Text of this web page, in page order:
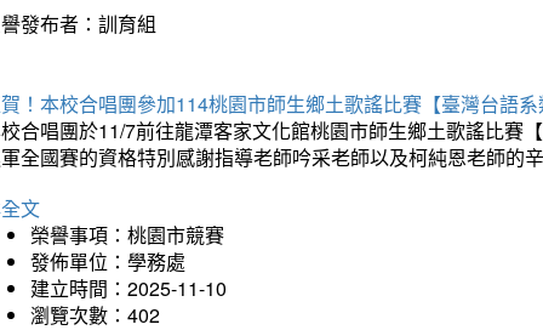
發布者：訓育組
！本校合唱團參加114桃園市師生鄉土歌謠比賽【臺灣台語
合唱團於11/7前往龍潭客家文化館桃園市師生鄉土歌謠比賽
全國賽的資格特別感謝指導老師吟采老師以及柯純恩老師的
文
榮譽事項：桃園市競賽
發佈單位：學務處
建立時間：2025-11-10
瀏覽次數：402